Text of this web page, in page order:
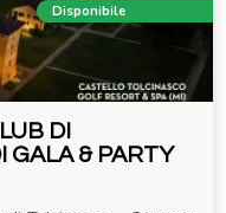
Disponibile
DI
GALA & PARTY